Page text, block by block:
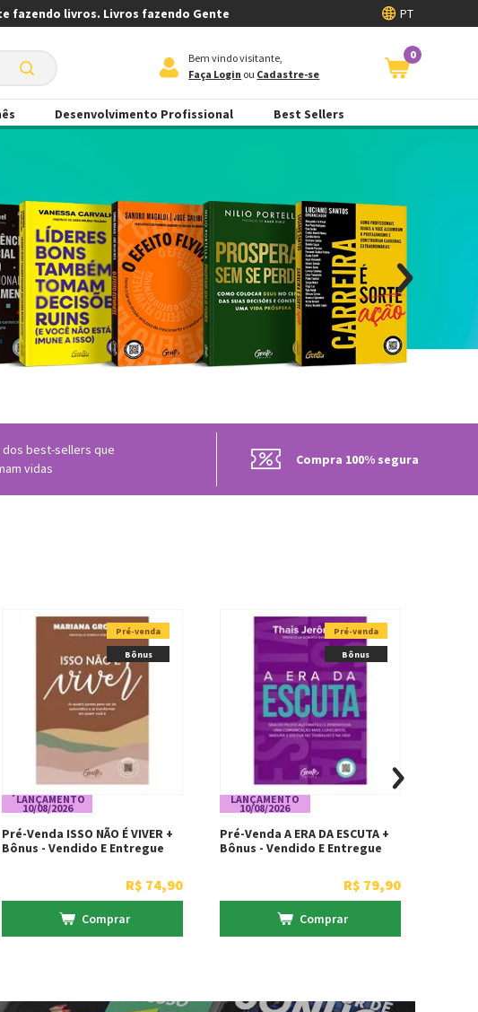
fazendo livros. Livros fazendo Gente PT
Bem vindo visitante,
Faça Login ou Cadastre-se
0
Desenvolvimento Profissional Best Sellers
dos best-sellers que
vidas
Compra 100% segura
Pré-venda
Bônus
´LANÇAMENTO
10/08/2026
Pré-Venda ISSO NÃO É VIVER +
Bônus - Vendido E Entregue
R$ 74,90
Comprar
Pré-venda
Bônus
LANÇAMENTO
10/08/2026
Pré-Venda A ERA DA ESCUTA +
Bônus - Vendido E Entregue
R$ 79,90
Comprar